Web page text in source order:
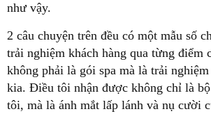
như vậy.
2 câu chuyện trên đều có một mẫu số
trải nghiệm khách hàng qua từng điểm
không phải là gói spa mà là trải
kia. Điều tôi nhận được không chỉ là
tôi, mà là ánh mắt lấp lánh và nụ cười